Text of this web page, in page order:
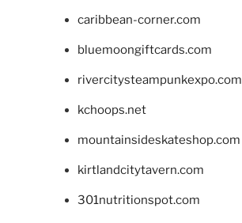
caribbean-corner.com
bluemoongiftcards.com
rivercitysteampunkexpo.com
kchoops.net
mountainsideskateshop.com
kirtlandcitytavern.com
301nutritionspot.com